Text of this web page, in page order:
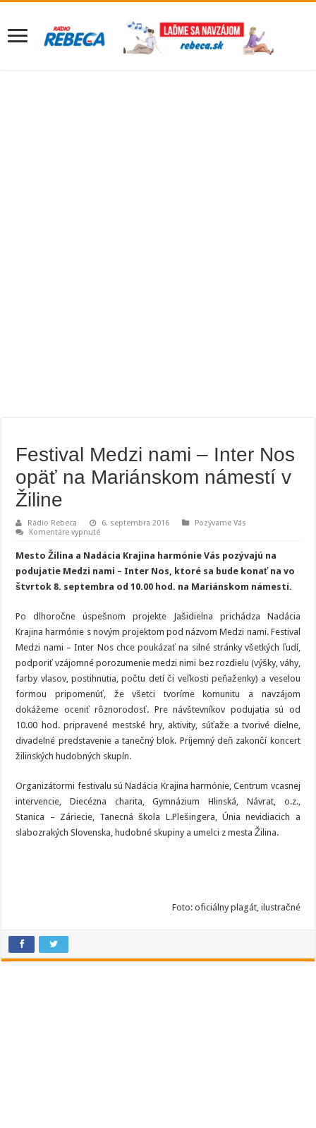
Festival Medzi nami – Inter Nos
opäť na Mariánskom námestí v
Žiline
Rádio Rebeca 6. septembra 2016
Pozývame Vás
Komentáre vypnuténa
Medzi
nami
–
Nos
Mariánskom
v
Mesto Žilina a Nadácia Krajina harmónie Vás pozývajú na
podujatie Medzi nami – Inter Nos, ktoré sa bude konať na vo
štvrtok 8. septembra od 10.00 hod. na Mariánskom námestí.
Po dlhoročne úspešnom projekte Jašidielna prichádza Nadácia
Krajina harmónie s novým projektom pod názvom Medzi nami. Festival
Medzi nami – Inter Nos chce poukázať na silné stránky všetkých ľudí,
podporiť vzájomné porozumenie medzi nimi bez rozdielu (výšky, váhy,
farby vlasov, postihnutia, počtu detí či veľkosti peňaženky) a veselou
formou pripomenúť, že všetci tvoríme komunitu a navzájom
dokážeme oceniť rôznorodosť. Pre návštevníkov podujatia sú od
10.00 hod. pripravené mestské hry, aktivity, súťaže a tvorivé dielne,
divadelné predstavenie a tanečný blok. Príjemný deň zakončí koncert
žilinských hudobných skupín.
Organizátormi festivalu sú Nadácia Krajina harmónie, Centrum vcasnej
intervencie, Diecézna charita, Gymnázium Hlinská, Návrat, o.z.,
Stanica – Záriecie, Tanecná škola L.Plešingera, Únia nevidiacich a
slabozrakých Slovenska, hudobné skupiny a umelci z mesta Žilina.
Foto: oficiálny plagát, ilustračné